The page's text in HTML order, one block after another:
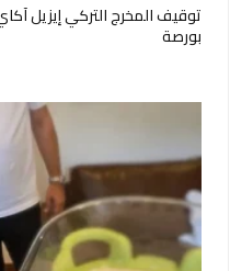
توقيف المخرج التركي إيزيل
بورصة